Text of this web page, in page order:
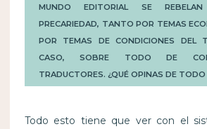
MUNDO EDITORIAL SE
PRECARIEDAD, TANTO POR TEMAS
POR TEMAS DE CONDICIONES DEL
CASO, SOBRE TODO DE
TRADUCTORES. ¿QUÉ OPINAS DE TODO
Todo esto tiene que ver con el